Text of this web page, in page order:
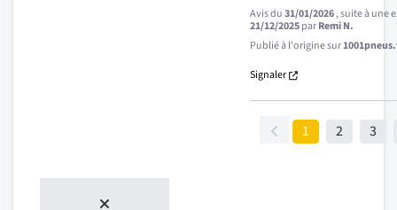
Avis du31/01/2026, suite à une
21/12/2025parRemi N.
Publié à l'origine sur
Signaler
1 2 3